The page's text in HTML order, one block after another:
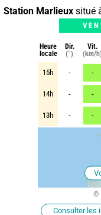
Station Marlieux situé
Heure
locale
Dir.
(°)
Vit.
(km/
15h - -
14h - -
13h - -
Consulter les